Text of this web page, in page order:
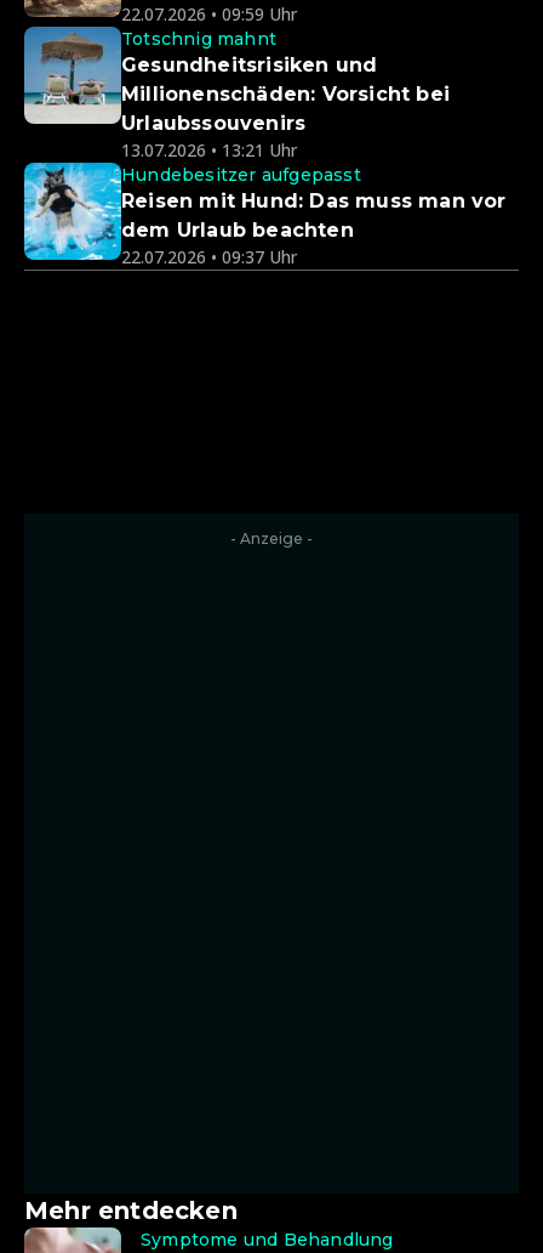
22.07.2026 • 09:59 Uhr
Totschnig mahnt
Gesundheitsrisiken und
Millionenschäden: Vorsicht bei
Urlaubssouvenirs
13.07.2026 • 13:21 Uhr
Hundebesitzer aufgepasst
Reisen mit Hund: Das muss man vor
dem Urlaub beachten
22.07.2026 • 09:37 Uhr
- Anzeige -
Mehr entdecken
Symptome und Behandlung